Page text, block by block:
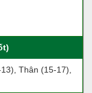
Thân (15-17),